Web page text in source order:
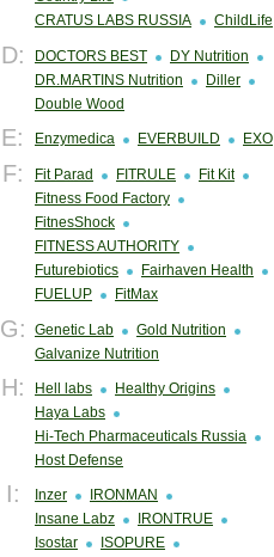
CRATUS LABS RUSSIA
ChildLife
D: DOCTORS BEST
DY Nutrition
DR.MARTINS Nutrition
Diller
Double Wood
E: Enzymedica EVERBUILD EXO
F: Fit Parad FITRULE
Fit Kit
Fitness Food Factory
FitnesShock
FITNESS AUTHORITY
Futurebiotics
Fairhaven Health
FUELUP
FitMax
G: Genetic Lab
Gold Nutrition
Galvanize Nutrition
H: Hell labs
Healthy Origins
Haya Labs
Hi-Tech Pharmaceuticals Russia
Host Defense
I: Inzer
IRONMAN
Insane Labz
IRONTRUE
Isostar
ISOPURE